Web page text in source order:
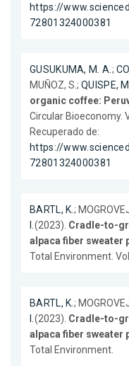
https://
72801324000381
GUSUKUMA, M. A.;
MUÑOZ, S.; QUISPE,
organic coffee:
Circular Bioeconomy.
Recuperado de:
https://
72801324000381
BARTL, K.;
I.(2023). Cradle-to-
alpaca fiber sweater
Total Environment.
BARTL, K.;
I.(2023). Cradle-to-
alpaca fiber sweater
Total Environment.